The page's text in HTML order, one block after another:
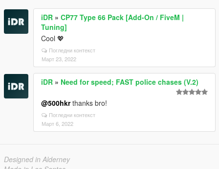
iDR » CP77 Type 66 Pack [Add-On / FiveM |
Tuning]
Cool 💖
Погледни контекст
Март 23, 2022
iDR » Need for speed; FAST police chases (V.2)
@500hkrthanks bro!
Погледни контекст
Март 6, 2022
Designed in Alderney